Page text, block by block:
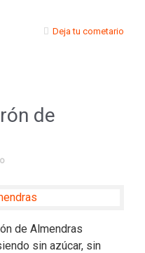
Deja tu cometario
de
de Almendras
sin azúcar, sin